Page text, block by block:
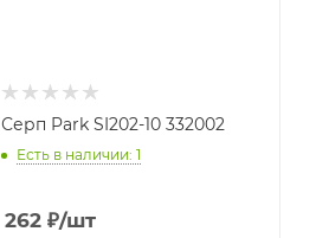
Серп Park SI202-10 332002
Есть в наличии: 1
262 ₽/шт